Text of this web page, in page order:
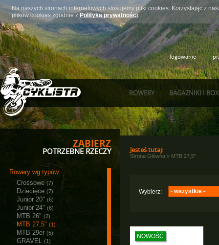
Na naszych stronach internetowych stosujemy pliki cookies. Korzystając z
plików cookies zgodnie zPolityką prywatności.
logowanie
BAGAŻNIKI I
ROWERY
ZABIERZ
POTRZEBNE RZECZY
Rowery wg typów
Crossowe (7)
Dziecięce (7)
Junior 20" (6)
Junior 24" (6)
MTB 26" (2)
MTB 27,5" (1)
MTB 29er (5)
GRAVEL (1)
Jesteś tutaj:
Strona Główna » MTB 27,5"
Wybierz: - wszystkie -
NOWOŚĆ